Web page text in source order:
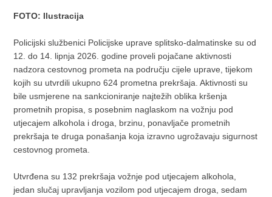
FOTO: Ilustracija
Policijski službenici Policijske uprave splitsko-dalmatinske su od
12. do 14. lipnja 2026. godine proveli pojačane aktivnosti
nadzora cestovnog prometa na području cijele uprave, tijekom
kojih su utvrdili ukupno 624 prometna prekršaja. Aktivnosti su
bile usmjerene na sankcioniranje najtežih oblika kršenja
prometnih propisa, s posebnim naglaskom na vožnju pod
utjecajem alkohola i droga, brzinu, ponavljače prometnih
prekršaja te druga ponašanja koja izravno ugrožavaju sigurnost
cestovnog prometa.
Utvrđena su 132 prekršaja vožnje pod utjecajem alkohola,
jedan slučaj upravljanja vozilom pod utjecajem droga, sedam